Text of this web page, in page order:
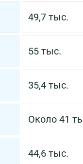
49,7 тыс.
55 тыс.
35,4 тыс.
Около 41
44,6 тыс.